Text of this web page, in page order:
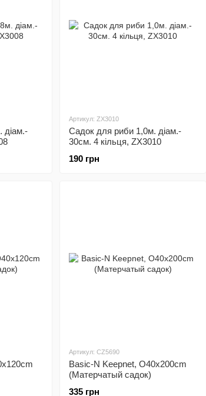
дiам.-
Артикул: ZX3010
Садок для риби 1,0м. дiам.-
30см. 4 кiльця, ZX3010
190 грн
Артикул: CZ5690
Basic-N Keepnet, O40x200cm
(Матерчатый садок)
335 грн